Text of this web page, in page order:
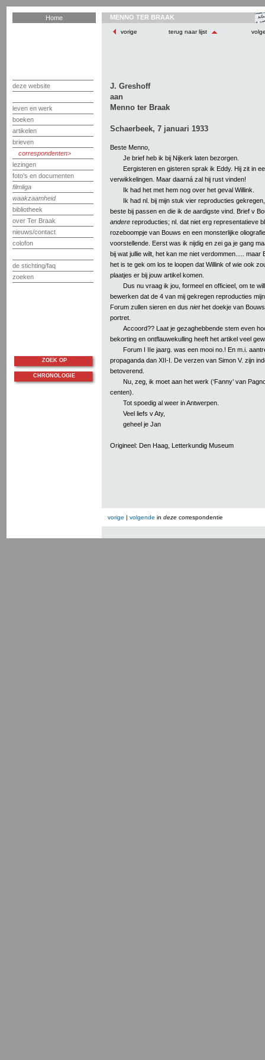
Home
deze website
leven en werk
boeken
artikelen
brieven
correspondenten
lezingen
foto's en documenten
filmliga
waakzaamheid
bibliotheek
over Ter Braak
nieuws/contact
colofon
de stichting/faq
zoeken
MENNO TER BRAAK
vorige terug naar lijst
J. Greshoff
aan
Menno ter Braak
Schaerbeek, 7 januari 1933
Beste Menno,
Je brief heb ik bij Nijkerk laten bezorgen.
Eergisteren en gisteren sprak ik Eddy. Hij zit in
verwikkelingen. Maar daarná zal hij rust vinden!
Ik had het met hem nog over het geval Willink.
Ik had nl. bij mijn stuk vier reproducties
beste bij passen en die ik de aardigste vind. Brief v
andere reproducties; nl. dat niet erg representatieve
rozeboompje van Bouws en een monsterlijke
voorstellende. Eerst was ik nijdig en zei ga je gang
bij wat jullie wilt, het kan me niet verdommen..... maar
het is te gek om los te loopen dat Willink of wie ook
plaatjes er bij jouw artikel komen.
Dus nu vraag ik jou, formeel en officieel, om te
bewerken dat de 4 van mij gekregen reproducties
Forum zullen sieren en dus niethet doekje van
portret.
Accoord?? Laat je gezaghebbende stem even
bekorting en ontflauwekulling heeft het artikel veel
Forum I IIe jaarg. was een mooi no.! En m.i.
propaganda dan XII-I. De verzen van Simon V. zijn
betoverend.
Nu, zeg, ik moet aan het werk (‘Fanny’ van
centen).
Tot spoedig al weer in Antwerpen.
Veel liefs v Aty,
geheel je Jan
Origineel: Den Haag, Letterkundig Museum
vorige | volgende in deze correspondentie
ZOEK OP
CHRONOLOGIE